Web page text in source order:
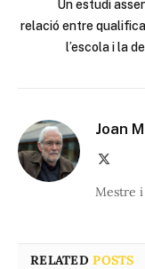
Un estudi
relació entre
l’escola i la
Joan
Mestre i
RELATEDPOSTS